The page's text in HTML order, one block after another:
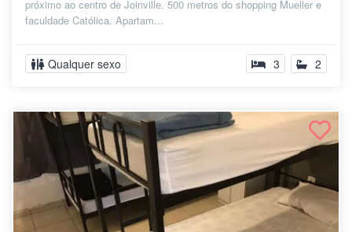
próximo ao centro de Joinville. 500 metros do shopping Mueller e
faculdade Católica. Apartam...
Qualquer sexo 3 2